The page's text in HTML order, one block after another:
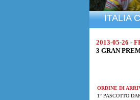
ITALIA
2013-05-26 -
3 GRAN
ORDINE DI
1° PASCOTTO